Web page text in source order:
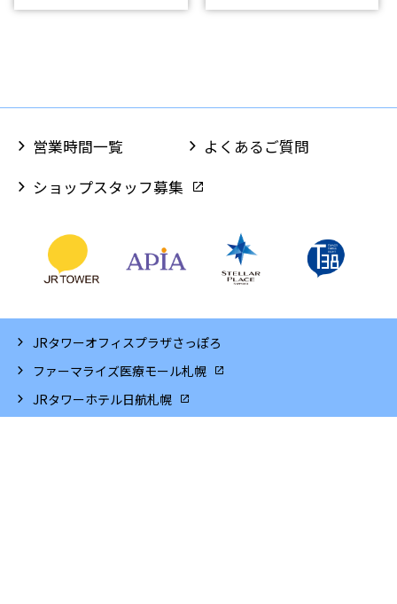
営業時間一覧
よくあるご質問
ショップスタッフ募集
JRタワーオフィスプラザさっぽろ
ファーマライズ医療モール札幌
JRタワーホテル日航札幌